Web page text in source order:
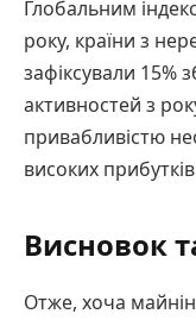
Глобальним
року, країни з
зафіксували 15%
активностей з
привабливістю
високих
Висновок
Отже, хоча